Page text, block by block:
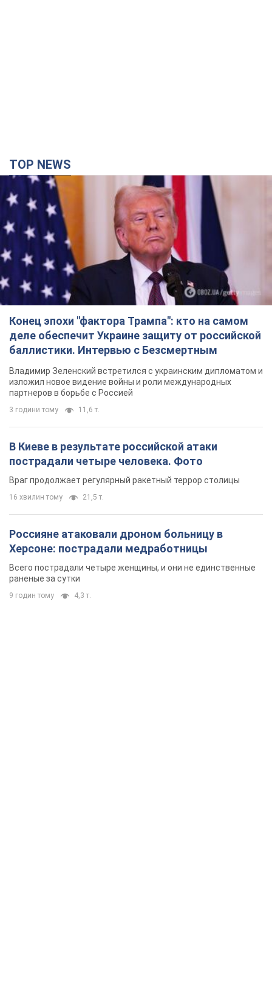
TOP NEWS
Конец эпохи "фактора Трампа": кто на самом
деле обеспечит Украине защиту от российской
баллистики. Интервью с Безсмертным
Владимир Зеленский встретился с украинским дипломатом и
изложил новое видение войны и роли международных
партнеров в борьбе с Россией
3 години тому 11,6 т.
В Киеве в результате российской атаки
пострадали четыре человека. Фото
Враг продолжает регулярный ракетный террор столицы
16 хвилин тому 21,5 т.
Россияне атаковали дроном больницу в
Херсоне: пострадали медработницы
Всего пострадали четыре женщины, и они не единственные
раненые за сутки
9 годин тому 4,3 т.